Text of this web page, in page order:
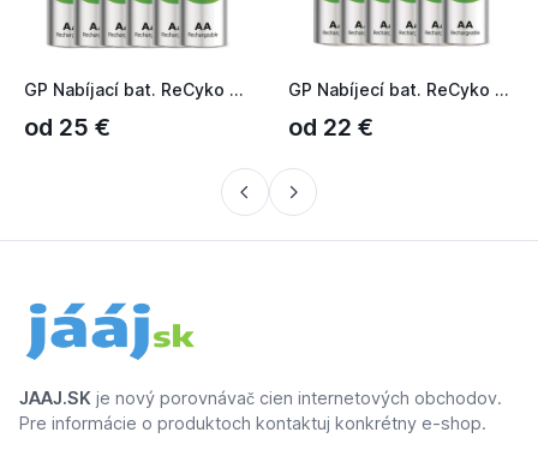
GP Nabíjací bat. ReCyko 2100 AA (HR6) - 6ks 1032226212
od 25 €
GP Nabíjecí bat. ReCyko 2100 AA (HR6) - 6ks (1032226212)
od 22 €
JAAJ.SK je nový porovnávač cien internetových obchodov.
Pre informácie o produktoch kontaktuj konkrétny e-shop.